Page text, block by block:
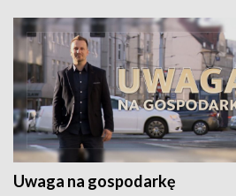
Uwaga na gospodarkę